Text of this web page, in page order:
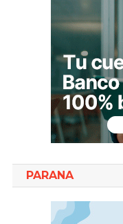
PARANA